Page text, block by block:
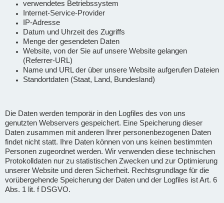
verwendetes Betriebssystem
Internet-Service-Provider
IP-Adresse
Datum und Uhrzeit des Zugriffs
Menge der gesendeten Daten
Website, von der Sie auf unsere Website gelangen
(Referrer-URL)
Name und URL der über unsere Website aufgerufen Dateien
Standortdaten (Staat, Land, Bundesland)
Die Daten werden temporär in den Logfiles des von uns
genutzten Webservers gespeichert. Eine Speicherung dieser
Daten zusammen mit anderen Ihrer personenbezogenen Daten
findet nicht statt. Ihre Daten können von uns keinen bestimmten
Personen zugeordnet werden. Wir verwenden diese technischen
Protokolldaten nur zu statistischen Zwecken und zur Optimierung
unserer Website und deren Sicherheit. Rechtsgrundlage für die
vorübergehende Speicherung der Daten und der Logfiles ist Art. 6
Abs. 1 lit. f DSGVO.